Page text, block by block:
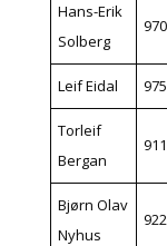
Hans-Erik
Solberg
Leif Eidal
Torleif
Bergan
Bjørn Olav
Nyhus